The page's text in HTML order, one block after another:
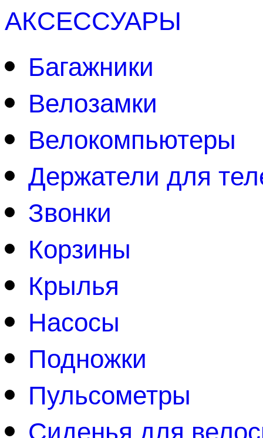
АКСЕССУАРЫ
Багажники
Велозамки
Велокомпьютеры
Держатели для
Звонки
Корзины
Крылья
Насосы
Подножки
Пульсометры
Сиденья для